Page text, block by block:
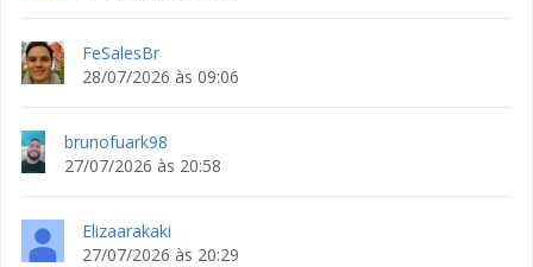
FeSalesBr
28/07/2026 às 09:06
brunofuark98
27/07/2026 às 20:58
Elizaarakaki
27/07/2026 às 20:29